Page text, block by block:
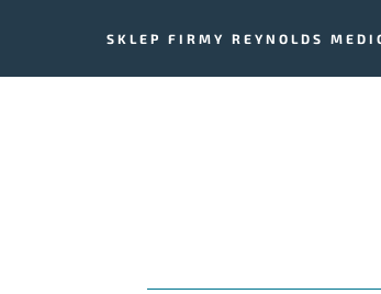
SKLEP FIRMY REYNOLDS